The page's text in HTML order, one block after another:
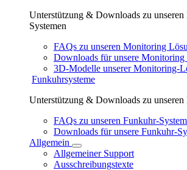
Unterstützung & Downloads zu
Systemen
FAQs zu unseren Monitoring
Downloads für unsere Monitoring
3D-Modelle unserer Monitoring-
Funkuhrsysteme
Unterstützung & Downloads zu unseren
FAQs zu unseren Funkuhr-
Downloads für unsere Funkuhr-
Allgemein
Allgemeiner Support
Ausschreibungstexte